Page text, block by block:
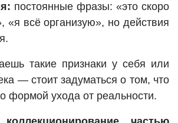
постоянные фразы: «это скоро
«я всё организую», но действия
такие признаки у себя или
— стоит задуматься о том, что
формой ухода от реальности.